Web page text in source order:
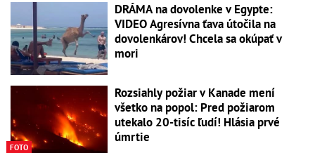
DRÁMA na dovolenke v Egypte:
VIDEO Agresívna ťava útočila na
dovolenkárov! Chcela sa okúpať v
mori
FOTO
Rozsiahly požiar v Kanade mení
všetko na popol: Pred požiarom
utekalo 20-tisíc ľudí! Hlásia prvé
úmrtie